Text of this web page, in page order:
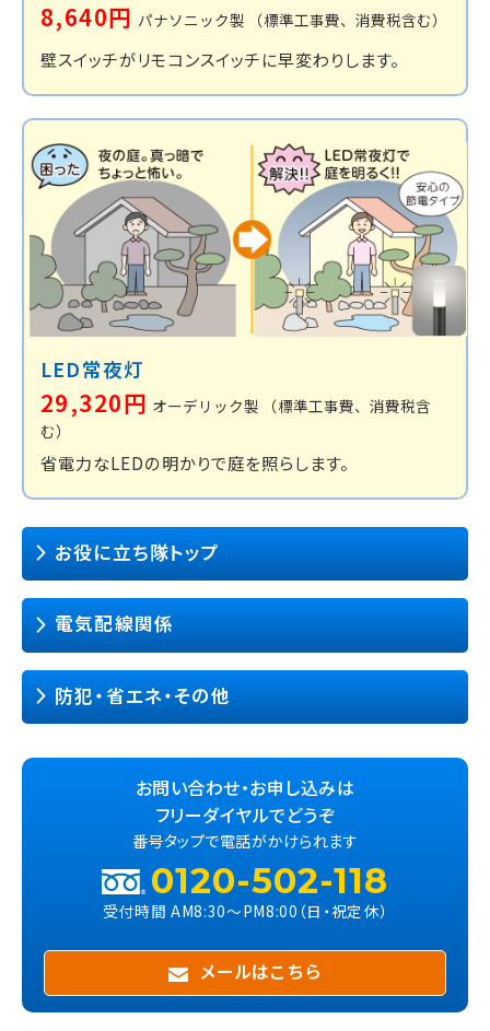
8,640円 パナソニック製 （標準工事費、消費税含む）
壁スイッチがリモコンスイッチに早変わりします。
LED常夜灯
29,320円 オーデリック製 （標準工事費、消費税含
む）
省電力なLEDの明かりで庭を照らします。
お役に立ち隊トップ
電気配線関係
防犯・省エネ・その他
お問い合わせ・お申し込みは
フリーダイヤルでどうぞ
番号タップで電話がかけられます
0120-502-118
受付時間 AM8:30〜PM8:00（日・祝定休）
メールはこちら